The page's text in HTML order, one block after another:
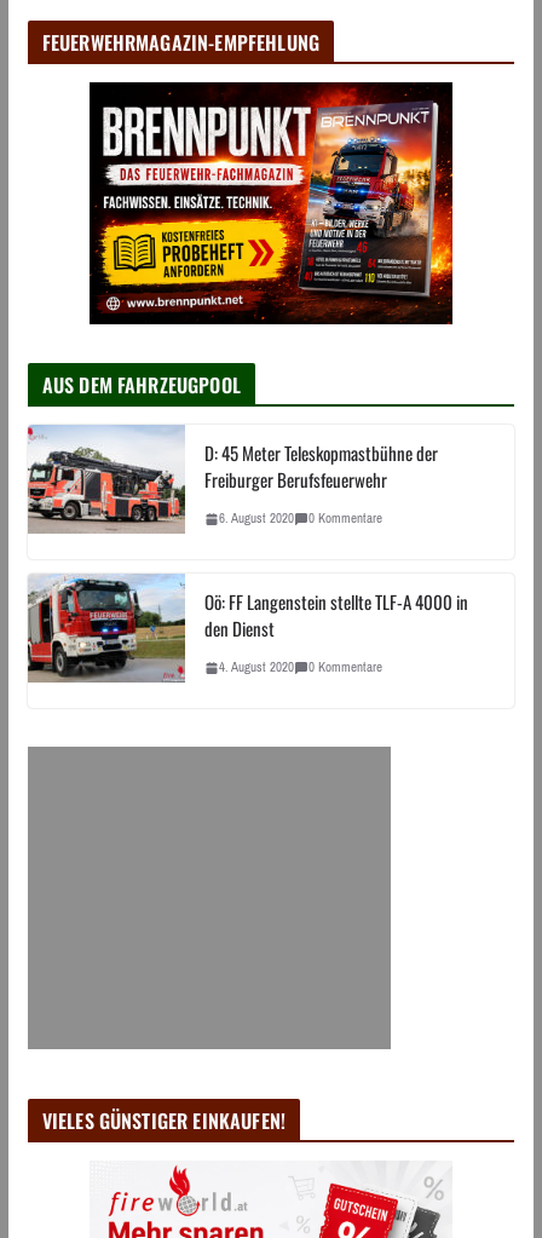
FEUERWEHRMAGAZIN-EMPFEHLUNG
AUS DEM FAHRZEUGPOOL
D: 45 Meter Teleskopmastbühne der
Freiburger Berufsfeuerwehr
6. August 2020 0 Kommentare
Oö: FF Langenstein stellte TLF-A 4000 in
den Dienst
4. August 2020 0 Kommentare
VIELES GÜNSTIGER EINKAUFEN!